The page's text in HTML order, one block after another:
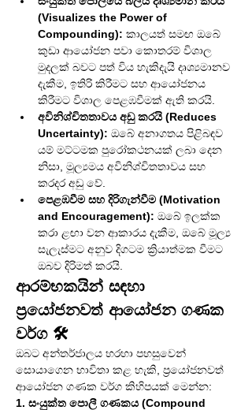
(Visualizes the Power of
Compounding): කාලයත් සමඟ ඔබේ
කුඩා ආයෝජන පවා කොතරම් විශාල
මුදලක් බවට පත් විය හැකිදැයි දෘශ්‍යමානව
දැකීම, ඉතිරි කිරීමට සහ ආයෝජනය
කිරීමට විශාල පෙළඹවීමක් ඇති කරයි.
අවිනිශ්චිතතාවය අඩු කරයි (Reduces
Uncertainty): ඔබේ අනාගතය පිළිබඳව
යම් මට්ටමක පුරෝකථනයක් ලබා දෙන
නිසා, මූල්‍යමය අවිනිශ්චිතතාවය සහ
කරදර අඩු වේ.
පෙළඹවීම සහ දිරිගැන්වීම (Motivation
and Encouragement): ඔබේ ඉලක්ක
කරා ළඟා වන ආකාරය දැකීම, ඔබේ මූල්‍ය
සැලැස්මට අනුව දිගටම ක්‍රියාත්මක වීමට
ඔබව දිරිමත් කරයි.
ආරම්භකයින් සඳහා
ප්‍රයෝජනවත් ආයෝජන ගණක
වර්ග 🛠️
ඔබට අන්තර්ජාලය හරහා පහසුවෙන්
සොයාගෙන භාවිතා කළ හැකි, ප්‍රයෝජනවත්
ආයෝජන ගණක වර්ග කිහිපයක් මෙන්න:
1. සංයුක්ත පොලී ගණකය (Compound